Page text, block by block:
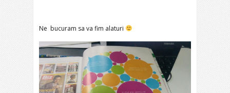
Ne bucuram sa va fim alaturi